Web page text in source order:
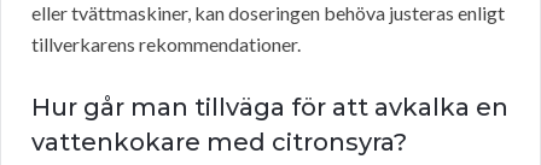
eller tvättmaskiner, kan doseringen behöva justeras enligt
tillverkarens rekommendationer.
Hur går man tillväga för att avkalka en
vattenkokare med citronsyra?